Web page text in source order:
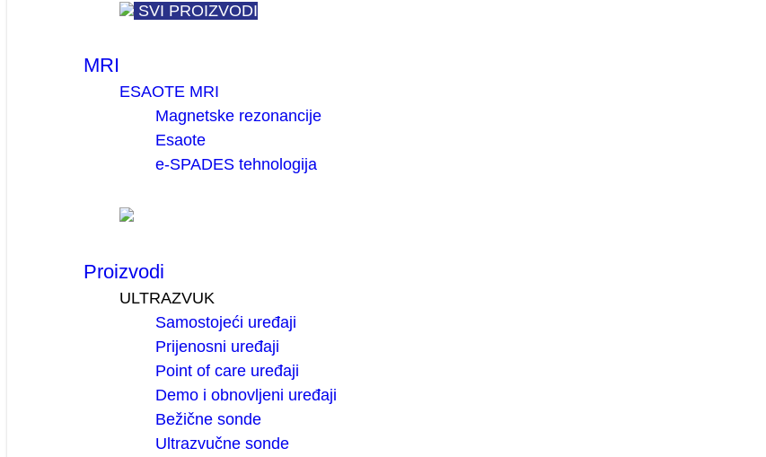
SVI PROIZVODI
MRI
ESAOTE MRI
Magnetske rezonancije
Esaote
e-SPADES tehnologija
Proizvodi
ULTRAZVUK
Samostojeći uređaji
Prijenosni uređaji
Point of care uređaji
Demo i obnovljeni uređaji
Bežične sonde
Ultrazvučne sonde